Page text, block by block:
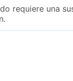
requiere una